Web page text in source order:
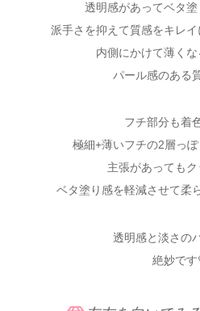
透明感があってベタ
派手さを抑えて質感をキレ
内側にかけて薄く
パール感のある
フチ部分も着
極細+薄いフチの2層っ
主張があっても
ベタ塗り感を軽減させて柔
透明感と淡さの
絶妙です